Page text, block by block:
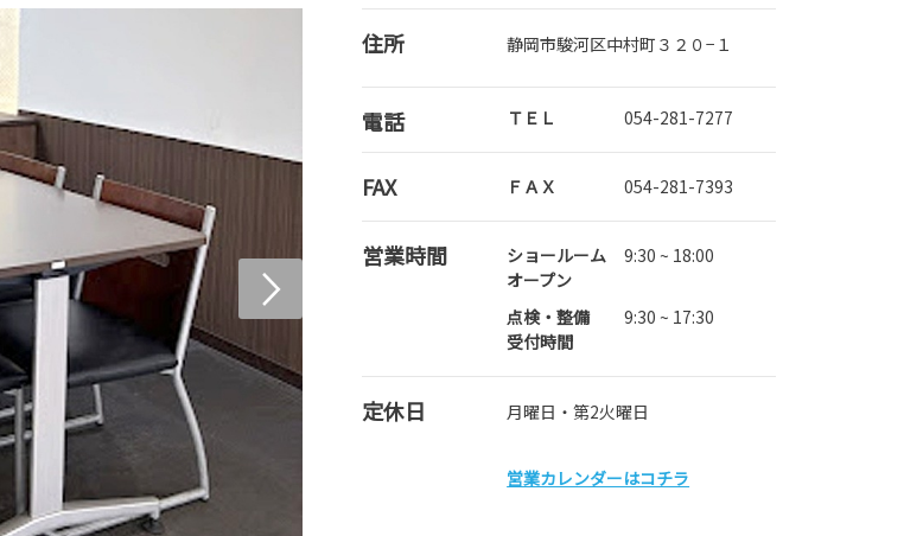
住所 静岡市駿河区中村町３２０−１
電話 ＴＥＬ 054-281-7277
FAX ＦＡＸ 054-281-7393
営業時間
ショールーム
オープン
9:30 ~ 18:00
点検・整備
受付時間
9:30 ~ 17:30
定休日 月曜日・第2火曜日
営業カレンダーはコチラ